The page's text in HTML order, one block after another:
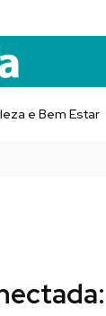
e Bem Estar